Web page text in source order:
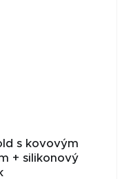
s kovovým
+ silikonový